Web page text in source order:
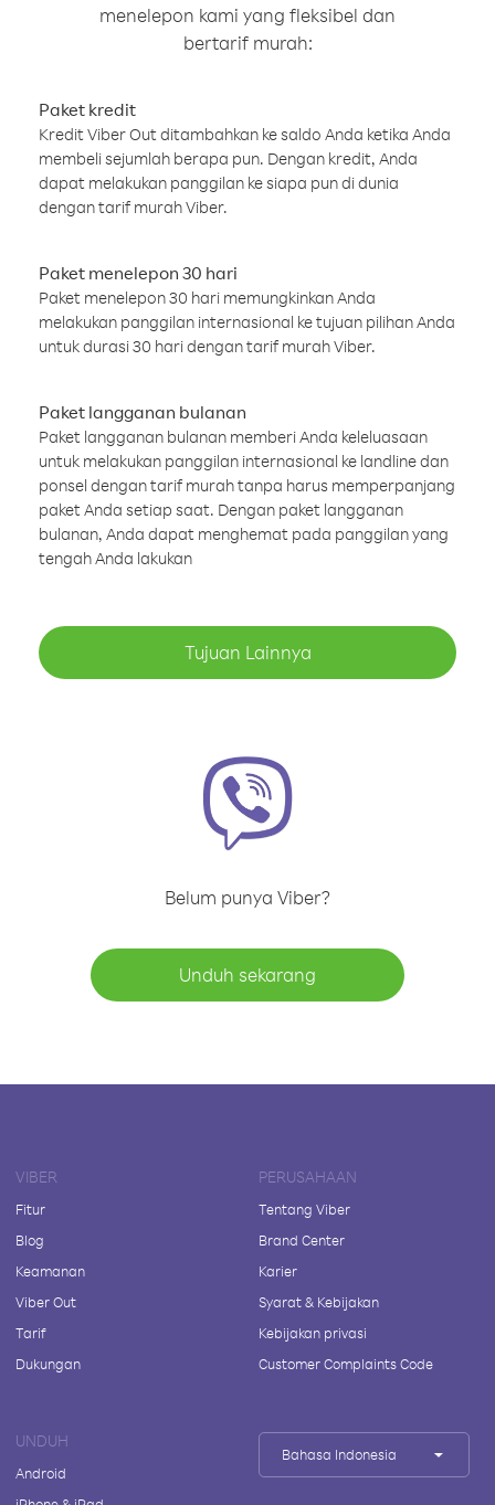
menelepon kami yang fleksibel dan
bertarif murah:
Paket kredit
Kredit Viber Out ditambahkan ke saldo Anda ketika Anda
membeli sejumlah berapa pun. Dengan kredit, Anda
dapat melakukan panggilan ke siapa pun di dunia
dengan tarif murah Viber.
Paket menelepon 30 hari
Paket menelepon 30 hari memungkinkan Anda
melakukan panggilan internasional ke tujuan pilihan Anda
untuk durasi 30 hari dengan tarif murah Viber.
Paket langganan bulanan
Paket langganan bulanan memberi Anda keleluasaan
untuk melakukan panggilan internasional ke landline dan
ponsel dengan tarif murah tanpa harus memperpanjang
paket Anda setiap saat. Dengan paket langganan
bulanan, Anda dapat menghemat pada panggilan yang
tengah Anda lakukan
Tujuan Lainnya
Belum punya Viber?
Unduh sekarang
VIBER
Fitur
Blog
Keamanan
Viber Out
Tarif
Dukungan
PERUSAHAAN
Tentang Viber
Brand Center
Karier
Syarat & Kebijakan
Kebijakan privasi
Customer Complaints Code
UNDUH
Android
Bahasa Indonesia